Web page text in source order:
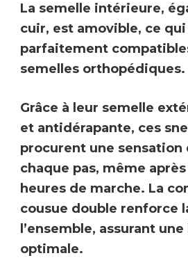
La semelle intérieure,
cuir, est amovible, ce
parfaitement
semelles orthopédiques.
Grâce à leur semelle
et antidérapante, ces
procurent une sensation
chaque pas, même
heures de marche. La
cousue double renforce
l’ensemble, assurant
optimale.